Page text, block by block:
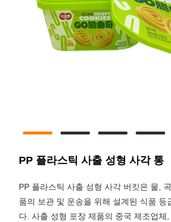
PP 플라스틱 사출 성형 사각 통
PP 플라스틱 사출 성형 사각 버킷은 물,
품의 보관 및 운송을 위해 설계된 식품 등
다. 사출 성형 포장 제품의 중국 제조업체